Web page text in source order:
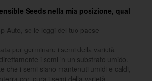
Seeds nella mia posizione, qual
Auto, se le leggi del tuo paese
per germinare i semi della varietà
i semi in un substrato umido.
che i semi siano mantenuti umidi e caldi,
con cura i semi della varietà